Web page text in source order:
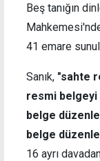
Beş tanığın
41 emare
Sanık, "sahte
resmi
belge
belge
16 ayrı